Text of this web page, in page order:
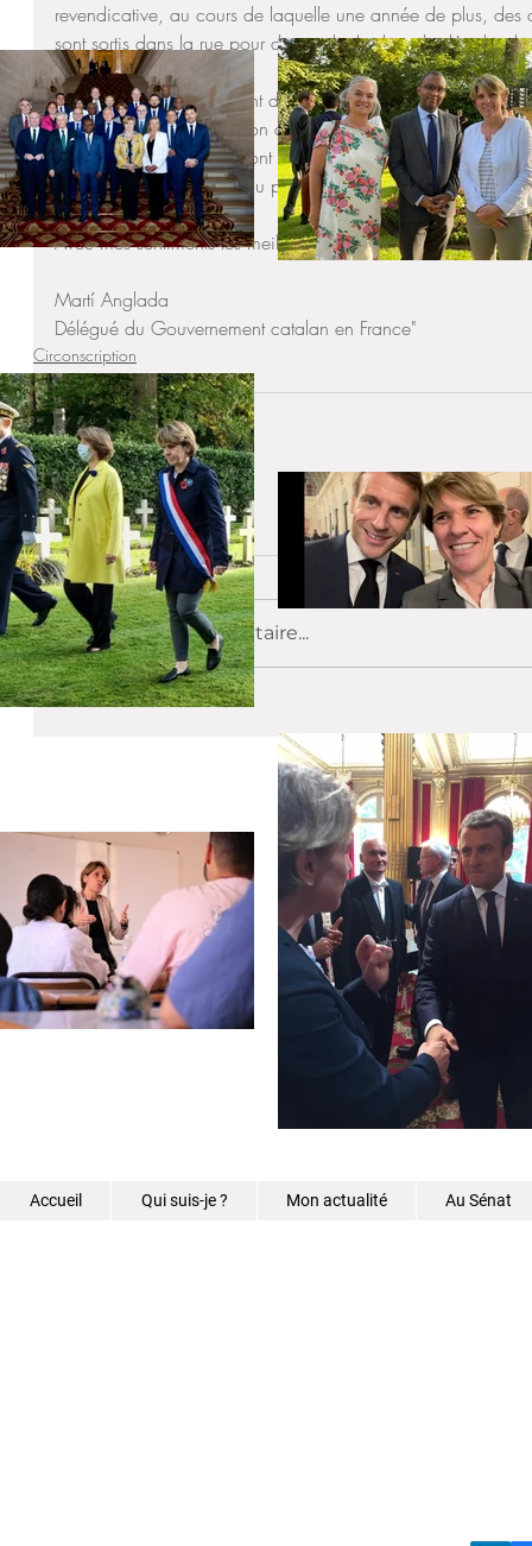
revendicative, au cours de laquelle une année de plus,
sont sortis dans la rue pour demander le droit de décider de
En outre, le Gouvernement de la Genralitat de Catalunya,
toujours condamné l'action de brûler des symboles et l'a
qu'il a à sa portée. Ce sont des faits qui, d'aucune
pacifique et dialoguant du peuple catalan.
Avec mes sentiments les meilleurs,
Martí Anglada
Délégué du Gouvernement catalan en France"
Circonscription
Espagne
Commentaires
Rédigez un commentaire...
Accueil Qui suis-je ? Mon actualité Au Sénat